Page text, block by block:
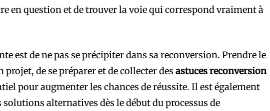
en question et de trouver la voie qui correspond vraiment à
est de ne pas se précipiter dans sa reconversion. Prendre le
de se préparer et de collecter des astuces reconversion
pour augmenter les chances de réussite. Il est également
alternatives dès le début du processus de